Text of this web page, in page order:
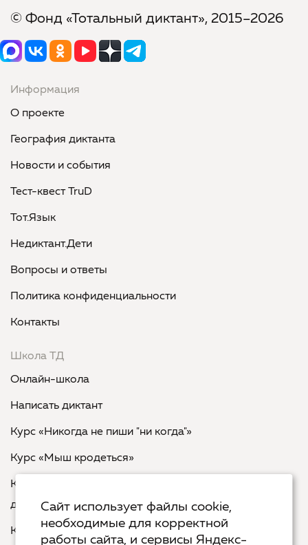
© Фонд «Тотальный диктант», 2015–2026
Информация
О проекте
География диктанта
Новости и события
Тест-квест TruD
Тот.Язык
Недиктант.Дети
Вопросы и ответы
Политика конфиденциальности
Контакты
Школа ТД
Онлайн-школа
Написать диктант
Курс «Никогда не пиши "ни когда"»
Курс «Мыш кродеться»
Курс «Русская пунктуация: болевые точки... и
двоеточия»
Курс «Я пишу - мне отвечают»
Сайт использует файлы cookie,
необходимые для корректной
работы сайта, и сервисы Яндекс-